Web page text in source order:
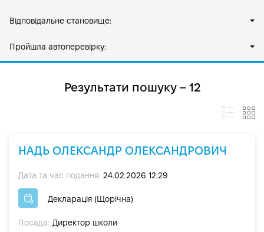
Відповідальне становище:
Пройшла автоперевірку:
Результати пошуку – 12
НАДЬ ОЛЕКСАНДР ОЛЕКСАНДРОВИЧ
Дата та час подання: 24.02.2026 12:29
Декларація (Щорічна)
Посада: Директор школи